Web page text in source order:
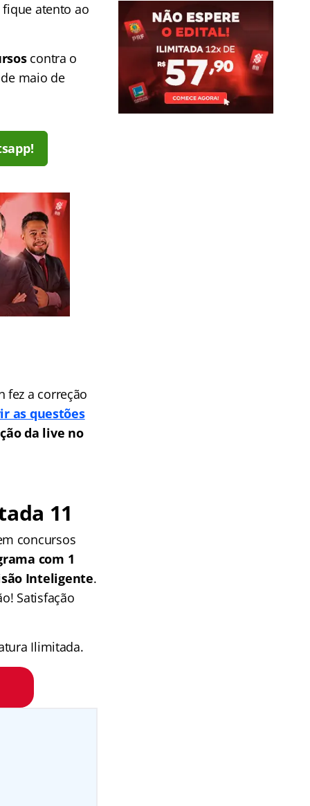
atento ao
contra o
maio de
fez a correção
as questões
da live no
11
concursos
com 1
Inteligente.
Satisfação
Ilimitada.